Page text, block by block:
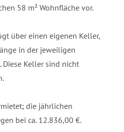
58 m² Wohnfläche vor.
über einen eigenen Keller,
in der jeweiligen
Diese Keller sind nicht
die jährlichen
bei ca. 12.836,00 €.